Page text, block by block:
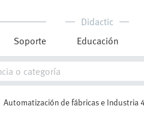
Soporte
Didactic
Educación
Automatización de fábricas e Industria